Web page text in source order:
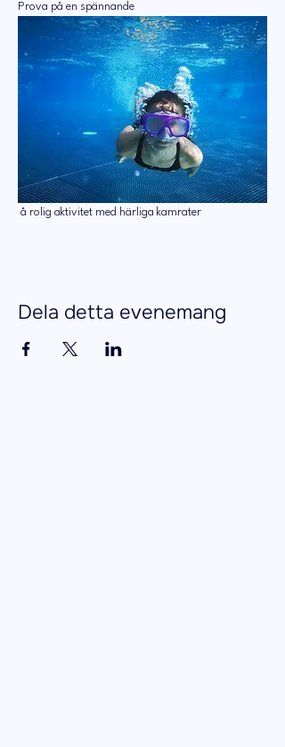
Prova på en spännande
å rolig aktivitet med härliga kamrater
Dela detta evenemang